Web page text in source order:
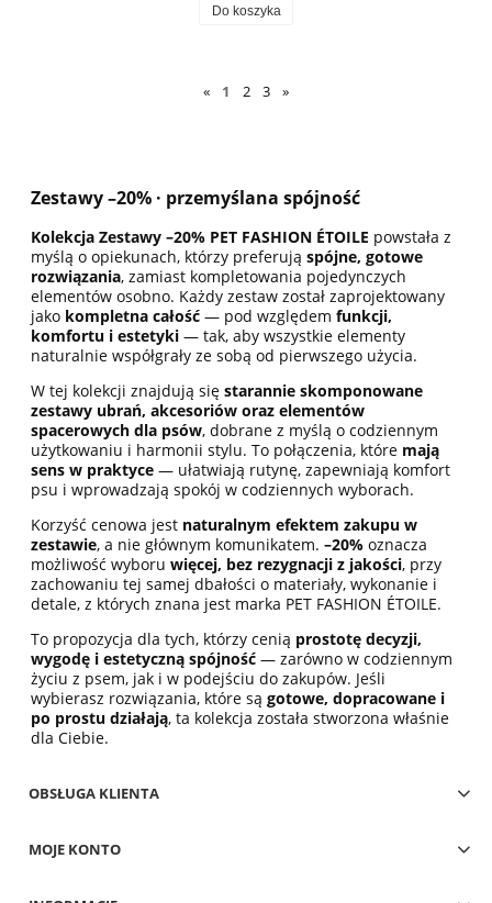
Do koszyka
« 1 2 3 »
Zestawy –20% · przemyślana spójność
Kolekcja Zestawy –20% PET FASHION ÉTOILE powstała z
myślą o opiekunach, którzy preferują spójne, gotowe
rozwiązania, zamiast kompletowania pojedynczych
elementów osobno. Każdy zestaw został zaprojektowany
jako kompletna całość — pod względem funkcji,
komfortu i estetyki — tak, aby wszystkie elementy
naturalnie współgrały ze sobą od pierwszego użycia.
W tej kolekcji znajdują się starannie skomponowane
zestawy ubrań, akcesoriów oraz elementów
spacerowych dla psów, dobrane z myślą o codziennym
użytkowaniu i harmonii stylu. To połączenia, które mają
sens w praktyce — ułatwiają rutynę, zapewniają komfort
psu i wprowadzają spokój w codziennych wyborach.
Korzyść cenowa jest naturalnym efektem zakupu w
zestawie, a nie głównym komunikatem. –20% oznacza
możliwość wyboru więcej, bez rezygnacji z jakości, przy
zachowaniu tej samej dbałości o materiały, wykonanie i
detale, z których znana jest marka PET FASHION ÉTOILE.
To propozycja dla tych, którzy cenią prostotę decyzji,
wygodę i estetyczną spójność — zarówno w codziennym
życiu z psem, jak i w podejściu do zakupów. Jeśli
wybierasz rozwiązania, które są gotowe, dopracowane i
po prostu działają, ta kolekcja została stworzona właśnie
dla Ciebie.
OBSŁUGA KLIENTA
MOJE KONTO